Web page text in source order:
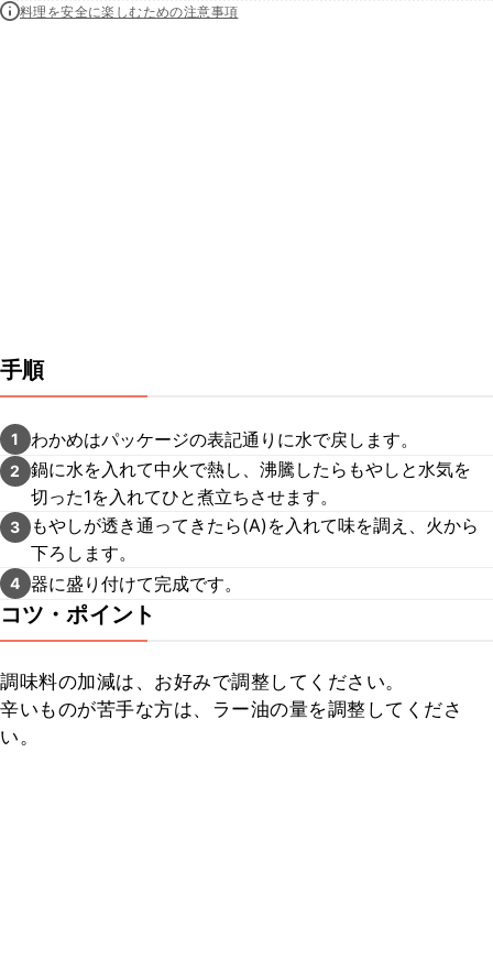
料理を安全に楽しむための注意事項
手順
1 わかめはパッケージの表記通りに水で戻します。
2
鍋に水を入れて中火で熱し、沸騰したらもやしと水気を
切った1を入れてひと煮立ちさせます。
3
もやしが透き通ってきたら(A)を入れて味を調え、火から
下ろします。
4 器に盛り付けて完成です。
コツ・ポイント
調味料の加減は、お好みで調整してください。
辛いものが苦手な方は、ラー油の量を調整してくださ
い。